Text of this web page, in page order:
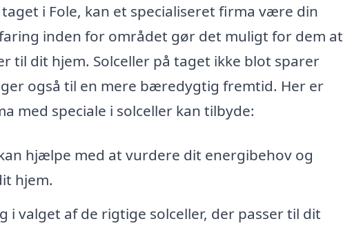
i Fole, kan et specialiseret firma være din
inden for området gør det muligt for dem at
til dit hjem. Solceller på taget ikke blot sparer
også til en mere bæredygtig fremtid. Her er
med speciale i solceller kan tilbyde:
hjælpe med at vurdere dit energibehov og
hjem.
i valget af de rigtige solceller, der passer til dit